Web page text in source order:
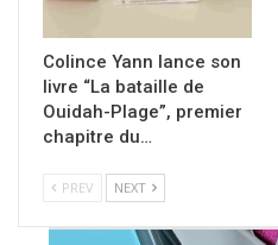
Colince Yann lance son
livre “La bataille de
Ouidah-Plage”, premier
chapitre du…
PREV NEXT